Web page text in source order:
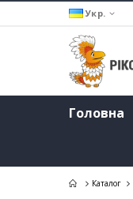
Укр.
Головна
Каталог